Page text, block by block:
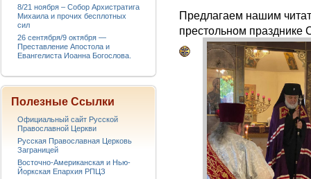
Предлагаем нашим
престольном празднике
8/21 ноября – Собор Архистратига
Михаила и прочих бесплотных
сил
26 сентября/9 октября —
Преставление Апостола и
Евангелиста Иоанна Богослова.
Полезные Ссылки
Официальный сайт Русской
Православной Церкви
Русская Православная Церковь
Заграницей
Восточно-Американская и Нью-
Йоркская Епархия РПЦЗ